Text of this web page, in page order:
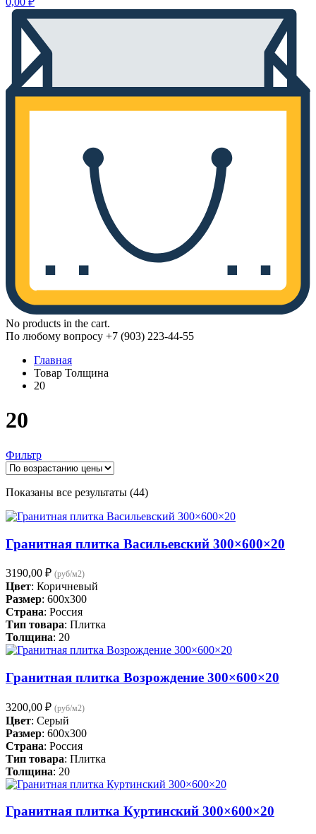
No products in the cart.
По любому вопросу +7 (903) 223-44-55
Главная
Товар Толщина
20
20
Фильтр
Показаны все результаты (44)Цены:
возрастанию
Гранитная плитка Васильевский 300×600×20
3190,00 ₽ (руб/м2)
Цвет: Коричневый
Размер: 600x300
Страна: Россия
Тип товара: Плитка
Толщина: 20
Гранитная плитка Возрождение 300×600×20
3200,00 ₽ (руб/м2)
Цвет: Серый
Размер: 600x300
Страна: Россия
Тип товара: Плитка
Толщина: 20
Гранитная плитка Куртинский 300×600×20